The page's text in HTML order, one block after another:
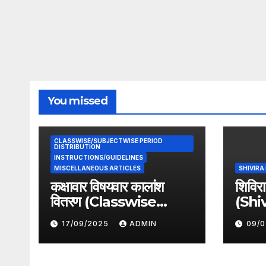
You missed
CLASSWISE/SUBJECTWISE PERIOD
DISTRIBUTION
INSTRUCTIONS/GUIDELINES
MISCELLANEOUS ARTICLES
कक्षावार विषयवार कालांश
वितरण (Classwise
Subjectwise period
distribution)
17/09/2025 ADMIN 09/